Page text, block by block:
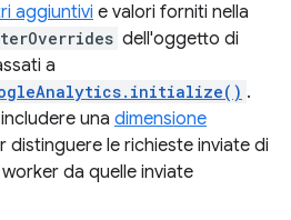
aggiuntivi e valori forniti nella
dell'oggetto di
a
.
una dimensione
distinguere le richieste inviate di
da quelle inviate